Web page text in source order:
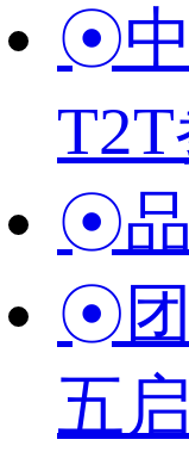
☉中
☉品
☉团
五